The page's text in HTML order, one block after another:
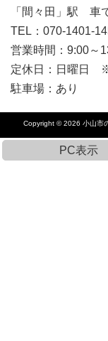
「間々田」駅 車
TEL：070-1401-
営業時間：9:00
定休日：日曜日
駐車場：あり
Copyright © 2026 小山市
PC表示